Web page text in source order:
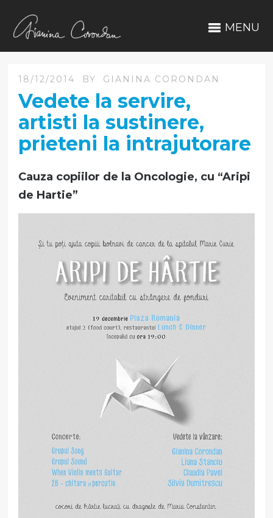
MENU
18/12/2014 BY GIANINA CORONDAN
Vedete la servire,
artisti la sustinere,
prieteni la intrajutorare
Cauza copiilor de la Oncologie, cu “Aripi
de Hartie”